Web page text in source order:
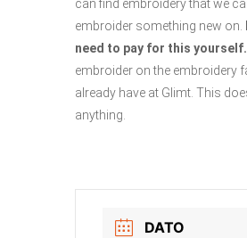
can find embroidery that we
embroider something new on.
need to pay for this yourself.
embroider on the embroidery
already have at Glimt. This
anything.
DATO